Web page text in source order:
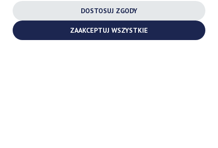
FACEBOOK
DOSTOSUJ ZGODY
ZAAKCEPTUJ WSZYSTKIE